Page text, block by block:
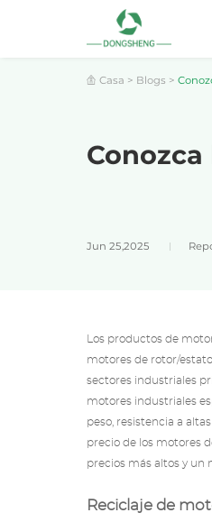
Casa > Blogs >
Jun 25,2025
Los productos de
motores de rotor/
sectores industriales
motores industriales
peso, resistencia a
precio de los motores
precios más altos y un
Reciclaje de